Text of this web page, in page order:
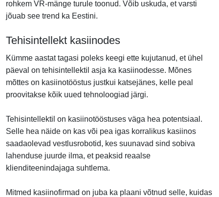
rohkem VR-mänge turule toonud. Võib uskuda, et varsti
jõuab see trend ka Eestini.
Tehisintellekt kasiinodes
Kümme aastat tagasi poleks keegi ette kujutanud, et ühel
päeval on tehisintellektil asja ka kasiinodesse. Mõnes
mõttes on kasiinotööstus justkui katsejänes, kelle peal
proovitakse kõik uued tehnoloogiad järgi.
Tehisintellektil on kasiinotööstuses väga hea potentsiaal.
Selle hea näide on kas või pea igas korralikus kasiinos
saadaolevad vestlusrobotid, kes suunavad sind sobiva
lahenduse juurde ilma, et peaksid reaalse
klienditeenindajaga suhtlema.
Mitmed kasiinofirmad on juba ka plaani võtnud selle, kuidas